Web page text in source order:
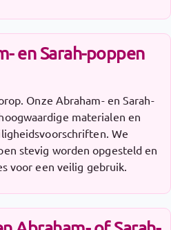
en Sarah-poppen
Onze Abraham- en Sarah-
materialen en
We
stevig worden opgesteld en
voor een veilig gebruik.